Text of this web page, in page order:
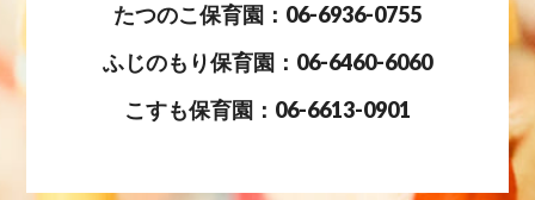
たつのこ保育園：06-6936-0755
ふじのもり保育園：06-6460-6060
こすも保育園：06-6613-0901